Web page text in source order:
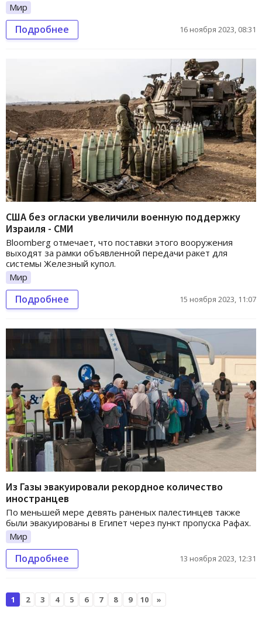
Мир
Подробнее 16 ноября 2023, 08:31
США без огласки увеличили военную поддержку
Израиля - СМИ
Bloomberg отмечает, что поставки этого вооружения
выходят за рамки объявленной передачи ракет для
системы Железный купол.
Мир
Подробнее 15 ноября 2023, 11:07
Из Газы эвакуировали рекордное количество
иностранцев
По меньшей мере девять раненых палестинцев также
были эвакуированы в Египет через пункт пропуска Рафах.
Мир
Подробнее 13 ноября 2023, 12:31
1 2 3 4 5 6 7 8 9 10 »